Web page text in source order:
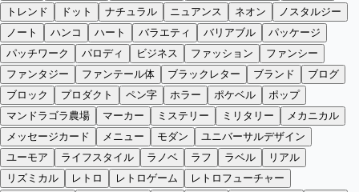
トレンド
ドット ナチュラル ニュアンス ネオン
ノスタルジー
ノート
ハンコ ハート バラエティ バリアブル
パッケージ
パッチワーク
パロディ ビジネス ファッション
ファンシー
ファンタジー
ファンテール体 ブラックレター ブランド
ブログ
ブロック
プロダクト ペン字 ホラー ポケベル
ポップ
マンドラゴラ農場
マーカー ミステリー ミリタリー
メカニカル
メッセージカード
メニュー モダン
ユニバーサルデザイン
ユーモア
ライフスタイル ラノベ ラフ ラベル
リアル
リズミカル
レトロ レトロゲーム
レトロフューチャー